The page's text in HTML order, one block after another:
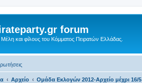
forum
Μέλη και φίλους του Κόμματος Πειρατών Ελλάδας.
Αρχείο Ομάδα Εκλογών 2012-Αρχείο μέχρι 16/5